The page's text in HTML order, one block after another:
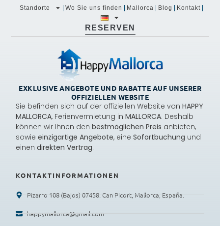
Standorte Wo Sie uns finden Mallorca Blog Kontakt
RESERVEN
EXKLUSIVE ANGEBOTE UND RABATTE AUF UNSERER
OFFIZIELLEN WEBSITE
Sie befinden sich auf der offiziellen Website vonHAPPY
MALLORCA, Ferienvermietung inMALLORCA. Deshalb
können wir Ihnen denbestmöglichen Preis anbieten,
sowieeinzigartige Angebote, eineSofortbuchung und
einendirekten Vertrag.
KONTAKTINFORMATIONEN
Pizarro 108 (Bajos) 07458. Can Picort, Mallorca, España.
happymallorca@gmail.com